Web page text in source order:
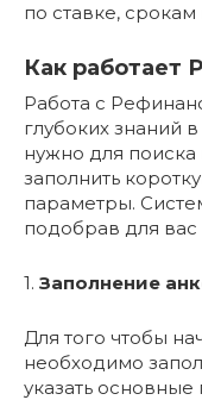
по ставке,
Как работает
Работа с
глубоких знаний
нужно для
заполнить
параметры.
подобрав для
1. Заполнение
Для того чтобы
необходимо
указать